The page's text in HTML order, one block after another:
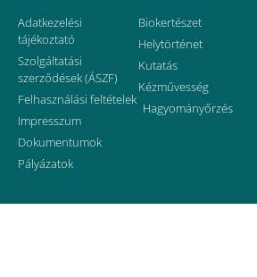
Adatkezelési
tájékoztató
Szolgáltatási
szerződések (ÁSZF)
Felhasználási feltételek
Impresszum
Dokumentumok
Pályázatok
Biokertészet
Helytörténet
Kutatás
Kézművesség
Hagyományőrzés